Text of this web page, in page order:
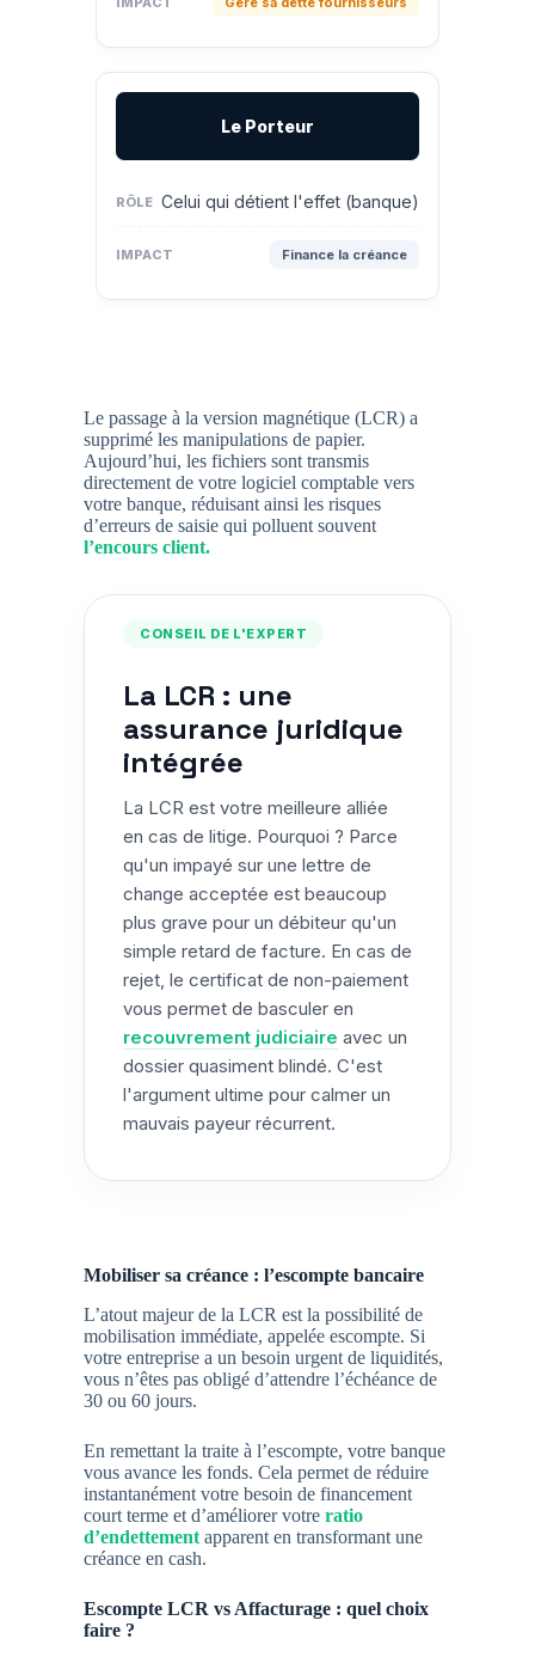
Le Porteur
Celui qui détient l'effet (banque)
Finance la créance
Le passage à la version magnétique (LCR) a
supprimé les manipulations de papier.
Aujourd’hui, les fichiers sont transmis
directement de votre logiciel comptable vers
votre banque, réduisant ainsi les risques
d’erreurs de saisie qui polluent souvent
l’encours client.
CONSEIL DE L'EXPERT
La LCR : une
assurance juridique
intégrée
La LCR est votre meilleure alliée
en cas de litige. Pourquoi ? Parce
qu'un impayé sur une lettre de
change acceptée est beaucoup
plus grave pour un débiteur qu'un
simple retard de facture. En cas de
rejet, le certificat de non-paiement
vous permet de basculer en
recouvrement judiciaire avec un
dossier quasiment blindé. C'est
l'argument ultime pour calmer un
mauvais payeur récurrent.
Mobiliser sa créance : l’escompte bancaire
L’atout majeur de la LCR est la possibilité de
mobilisation immédiate, appelée escompte. Si
votre entreprise a un besoin urgent de liquidités,
vous n’êtes pas obligé d’attendre l’échéance de
30 ou 60 jours.
En remettant la traite à l’escompte, votre banque
vous avance les fonds. Cela permet de réduire
instantanément votre besoin de financement
court terme et d’améliorer votre ratio
d’endettement apparent en transformant une
créance en cash.
Escompte LCR vs Affacturage : quel choix
faire ?